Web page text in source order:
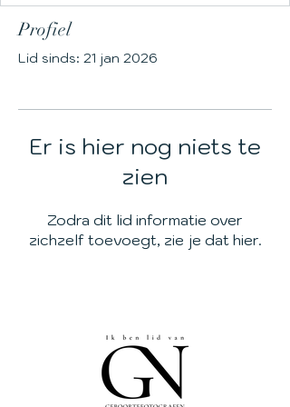
Profiel
Lid sinds: 21 jan 2026
Er is hier nog niets te
zien
Zodra dit lid informatie over
zichzelf toevoegt, zie je dat hier.